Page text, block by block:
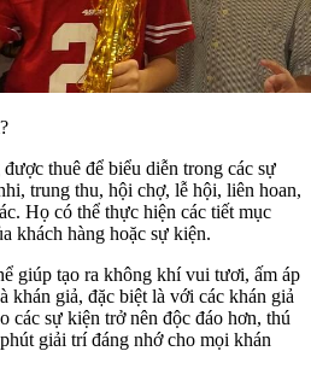
thuê để biểu diễn trong các sự
trung thu, hội chợ, lễ hội, liên hoan,
Họ có thể thực hiện các tiết mục
khách hàng hoặc sự kiện.
giúp tạo ra không khí vui tươi, ấm áp
khán giả, đặc biệt là với các khán giả
các sự kiện trở nên độc đáo hơn, thú
giải trí đáng nhớ cho mọi khán